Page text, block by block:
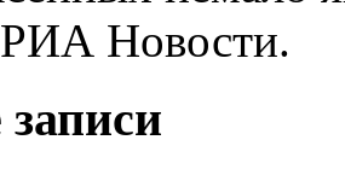
РИА Новости.